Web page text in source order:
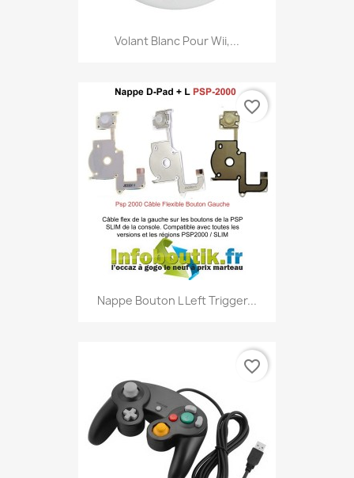
Volant Blanc Pour Wii,...
Nappe Bouton L Left Trigger...
favorite_border
favorite_border